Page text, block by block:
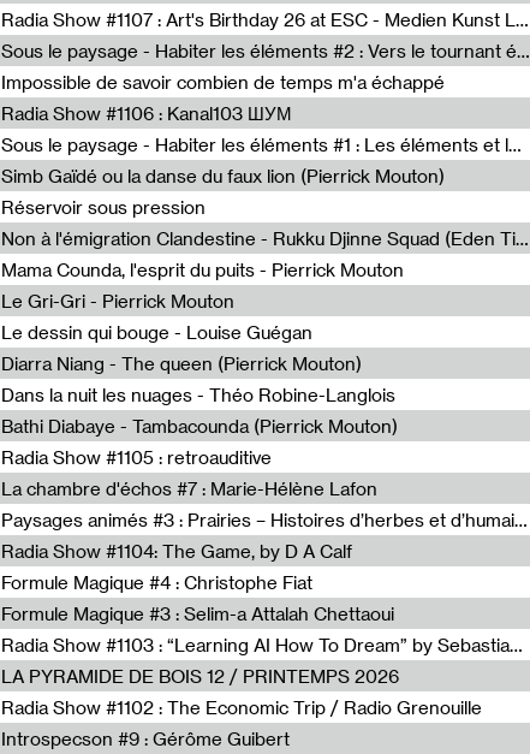
Radia Show #1107 : Art's Birthday 26 at ESC - Medien Kunst Labor
Sous le paysage - Habiter les éléments #2 : Vers le tournant élémentaire
Impossible de savoir combien de temps m'a échappé
Radia Show #1106 : Kanal103 ШУМ
Sous le paysage - Habiter les éléments #1 : Les éléments et les débordements du vivant
Simb Gaïdé ou la danse du faux lion (Pierrick Mouton)
Réservoir sous pression
Non à l'émigration Clandestine - Rukku Djinne Squad (Eden Tinto Collins)
Mama Counda, l'esprit du puits - Pierrick Mouton
Le Gri-Gri - Pierrick Mouton
Le dessin qui bouge - Louise Guégan
Diarra Niang - The queen (Pierrick Mouton)
Dans la nuit les nuages - Théo Robine-Langlois
Bathi Diabaye - Tambacounda (Pierrick Mouton)
Radia Show #1105 : retroauditive
La chambre d'échos #7 : Marie-Hélène Lafon
Paysages animés #3 : Prairies – Histoires d’herbes et d’humains
Radia Show #1104: The Game, by D A Calf
Formule Magique #4 : Christophe Fiat
Formule Magique #3 : Selim-a Attalah Chettaoui
Radia Show #1103 : “Learning AI How To Dream” by Sebastian Dingens (Radio Campus Bruxelles)
LA PYRAMIDE DE BOIS 12 / PRINTEMPS 2026
Radia Show #1102 : The Economic Trip / Radio Grenouille
Introspecson #9 : Gérôme Guibert